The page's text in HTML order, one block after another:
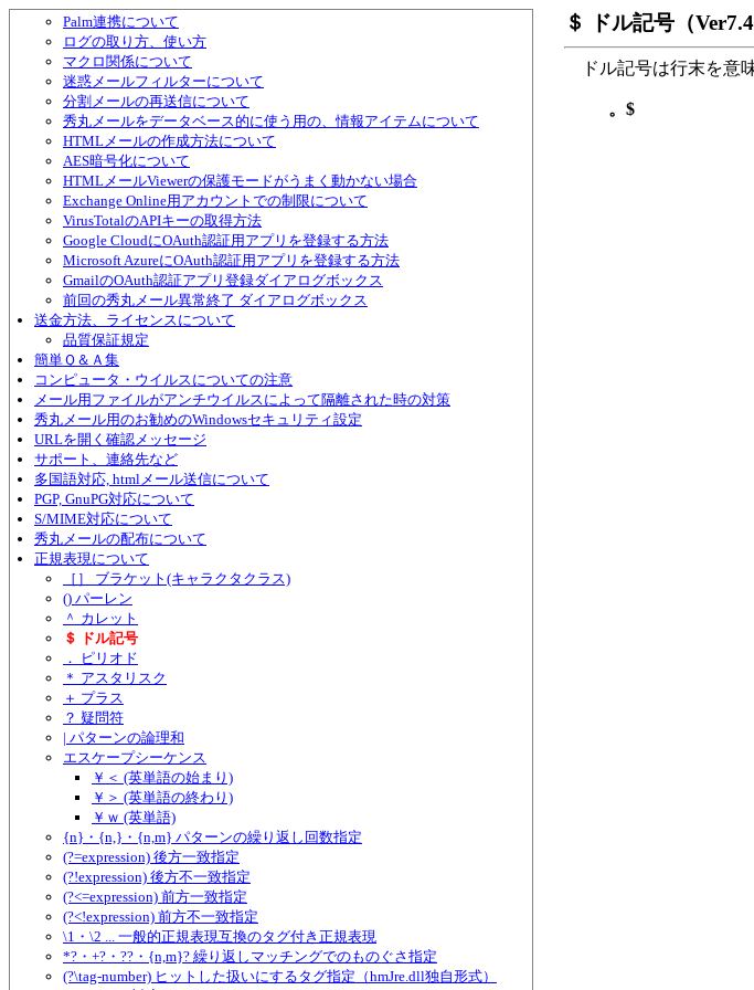
Palm連携について
ログの取り方、使い方
マクロ関係について
迷惑メールフィルターについて
分割メールの再送信について
秀丸メールをデータベース的に使う用の、情報アイテムについて
HTMLメールの作成方法について
AES暗号化について
HTMLメールViewerの保護モードがうまく動かない場合
Exchange Online用アカウントでの制限について
VirusTotalのAPIキーの取得方法
Google CloudにOAuth認証用アプリを登録する方法
Microsoft AzureにOAuth認証用アプリを登録する方法
GmailのOAuth認証アプリ登録ダイアログボックス
前回の秀丸メール異常終了 ダイアログボックス
送金方法、ライセンスについて
品質保証規定
簡単Ｑ＆Ａ集
コンピュータ・ウイルスについての注意
メール用ファイルがアンチウイルスによって隔離された時の対策
秀丸メール用のお勧めのWindowsセキュリティ設定
URLを開く確認メッセージ
サポート、連絡先など
多国語対応, htmlメール送信について
PGP, GnuPG対応について
S/MIME対応について
秀丸メールの配布について
正規表現について
［］ ブラケット(キャラクタクラス)
() パーレン
＾ カレット
＄ ドル記号
． ピリオド
＊ アスタリスク
＋ プラス
？ 疑問符
| パターンの論理和
エスケープシーケンス
￥＜ (英単語の始まり)
￥＞ (英単語の終わり)
￥ｗ (英単語)
{n}・{n,}・{n,m} パターンの繰り返し回数指定
(?=expression) 後方一致指定
(?!expression) 後方不一致指定
(?<=expression) 前方一致指定
(?<!expression) 前方不一致指定
\1・\2 ... 一般的正規表現互換のタグ付き正規表現
*?・+?・??・{n,m}? 繰り返しマッチングでのものぐさ指定
(?\tag-number) ヒットした扱いにするタグ指定（hmJre.dll独自形式）
＄ ドル記号（
ドル記号は行末を意
。$